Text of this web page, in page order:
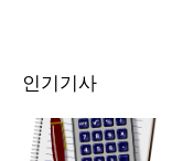
인기기사